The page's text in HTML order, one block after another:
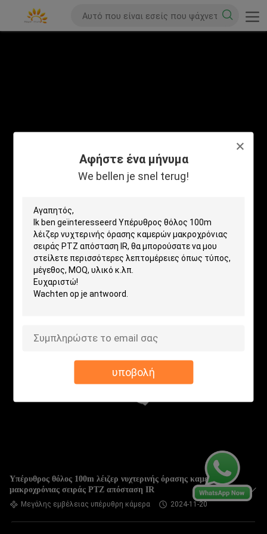
Αφήστε ένα μήνυμα
We bellen je snel terug!
υποβολή
Υπέρυθρος θόλος 100m λέιζερ νυχτερινής όρασης καμερών
μακροχρόνιας σειράς PTZ απόσταση IR
Μεγάλης εμβέλειας υπέρυθρη κάμερα 2024-11-20